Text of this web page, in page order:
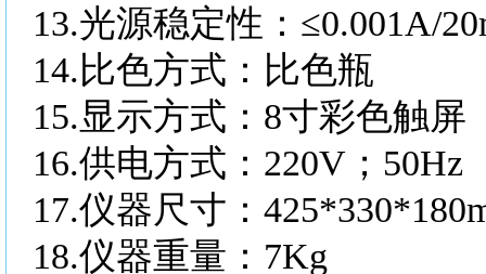
13.光源稳定性：≤0.001A/
14.比色方式：比色瓶
15.显示方式：8寸彩色触屏
16.供电方式：220V；50Hz
17.仪器尺寸：
18.仪器重量：7Kg